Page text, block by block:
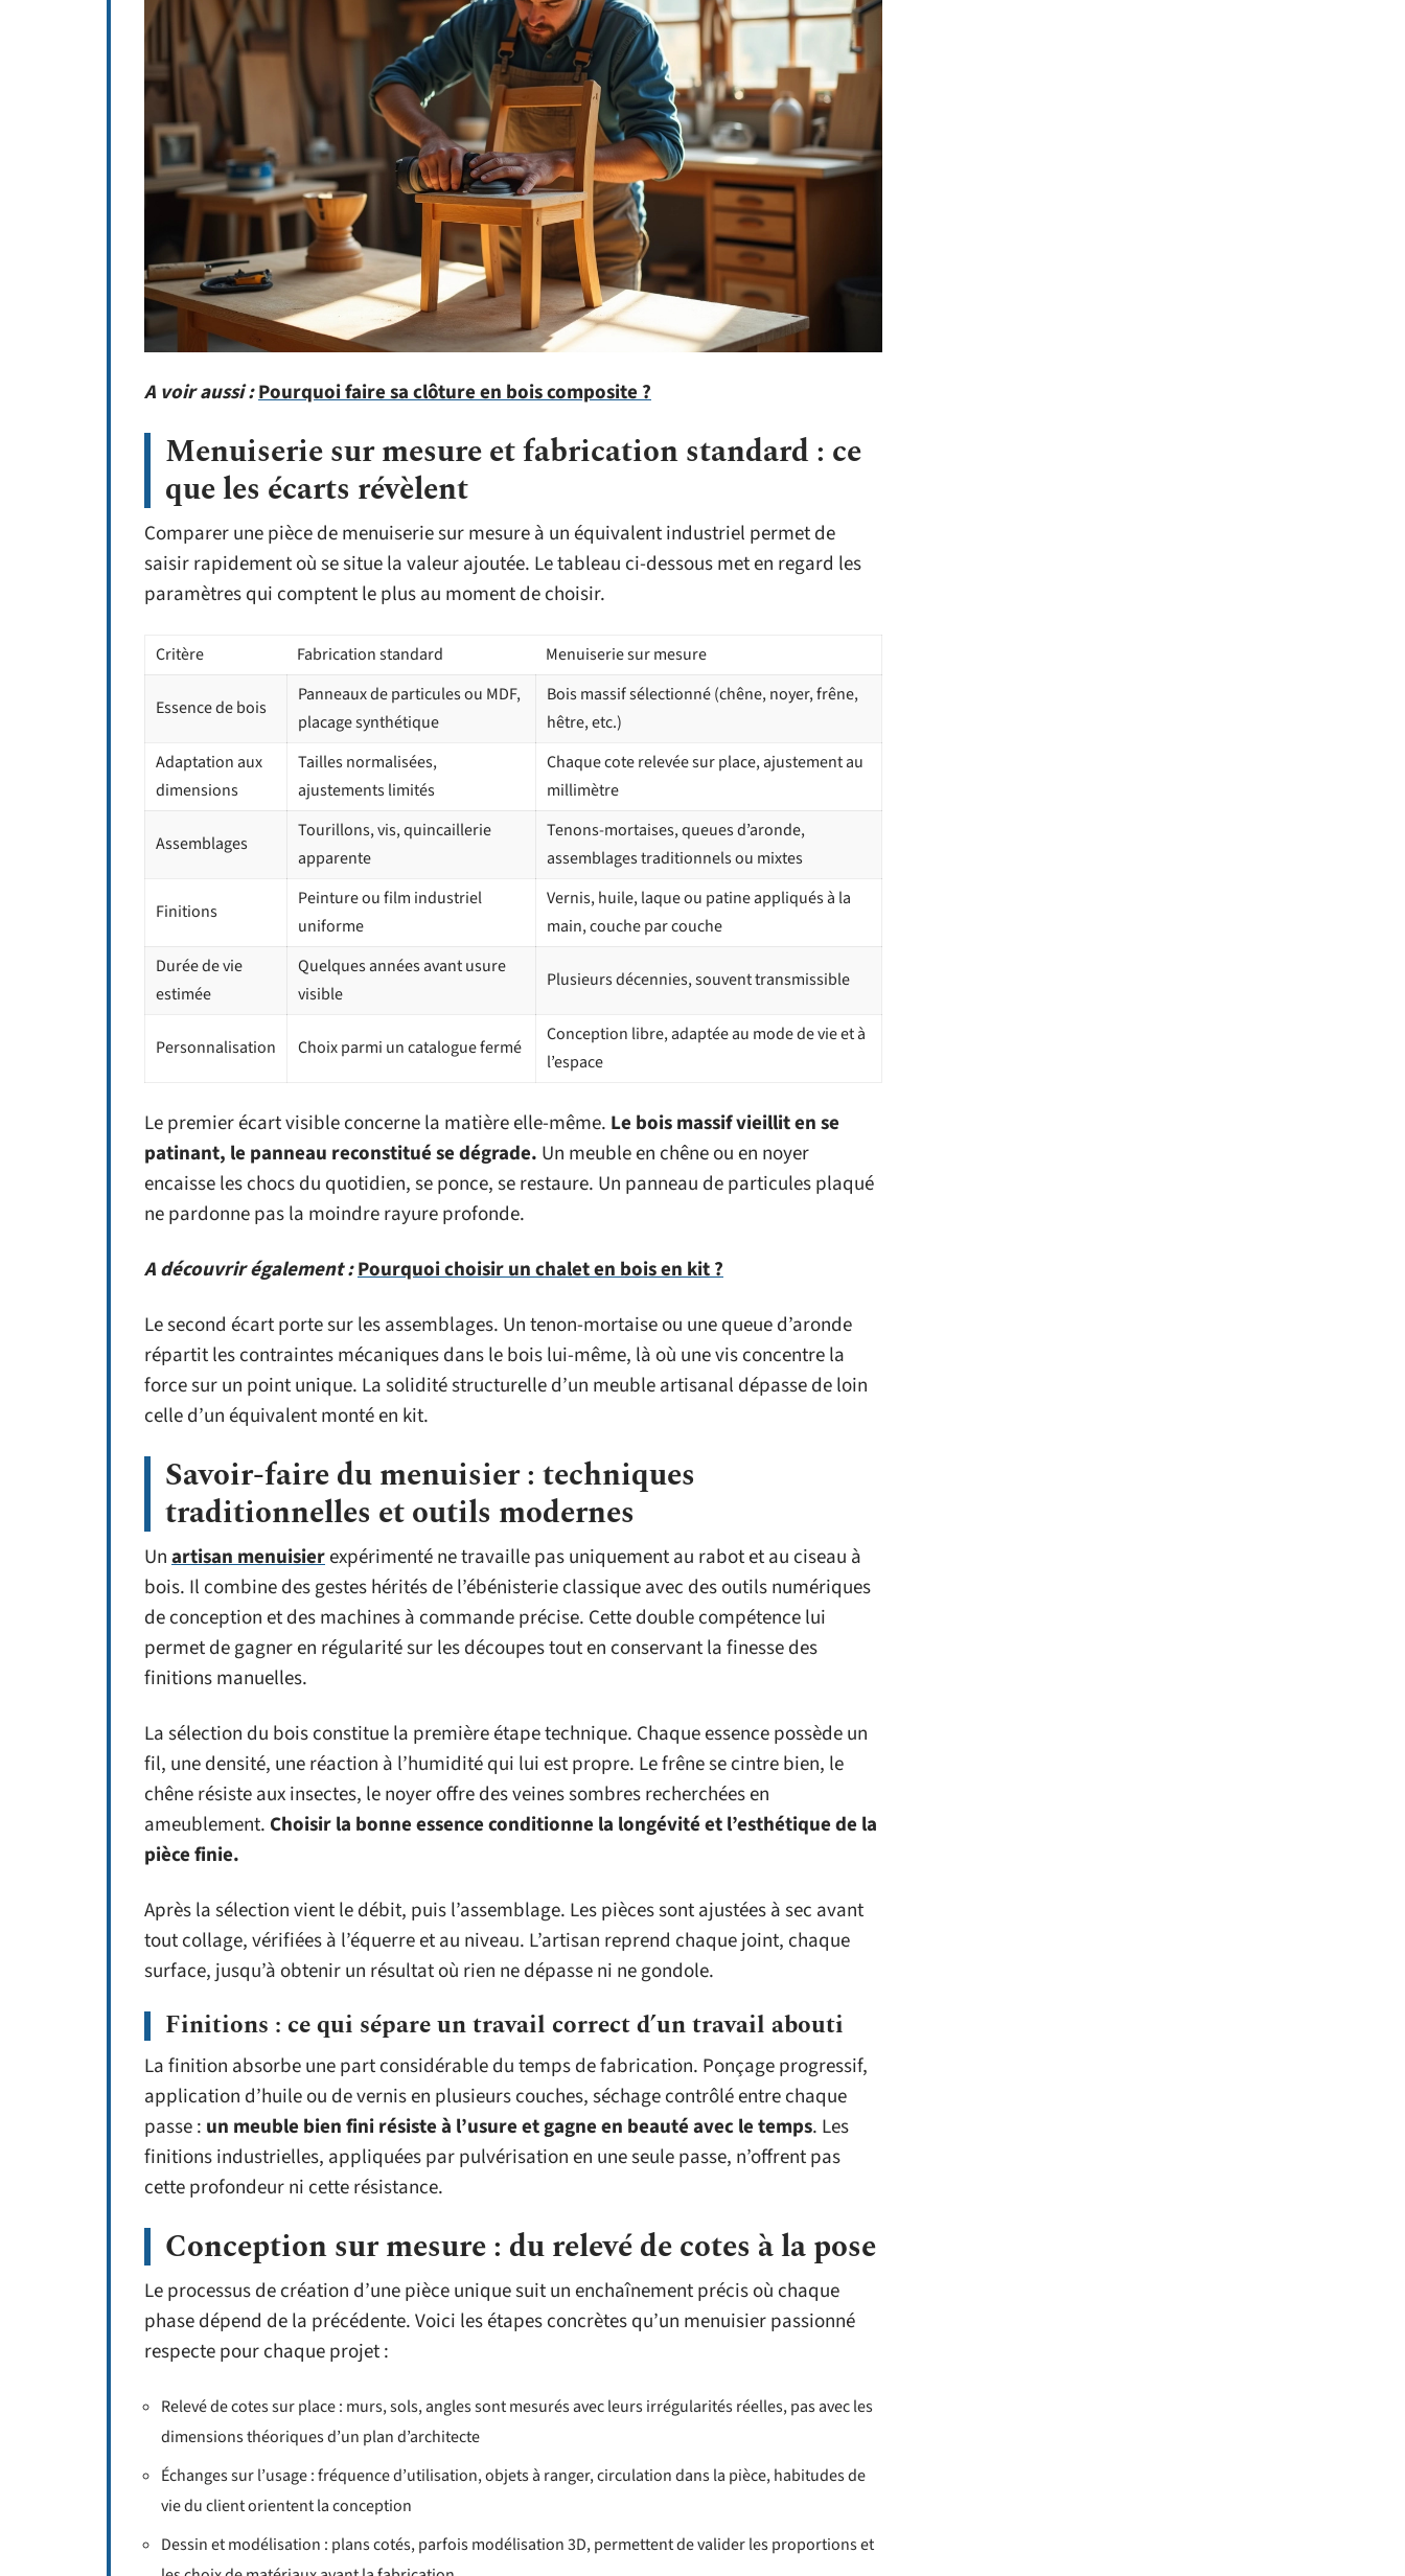
A voir aussi :Pourquoi faire sa clôture en bois composite ?
Menuiserie sur mesure et fabrication standard : ce
que les écarts révèlent
Comparer une pièce de menuiserie sur mesure à un équivalent industriel permet de
saisir rapidement où se situe la valeur ajoutée. Le tableau ci-dessous met en regard les
paramètres qui comptent le plus au moment de choisir.
Critère Fabrication standard Menuiserie sur mesure
Essence de bois
Panneaux de particules ou MDF,
placage synthétique
Bois massif sélectionné (chêne, noyer, frêne,
hêtre, etc.)
Adaptation aux
dimensions
Tailles normalisées,
ajustements limités
Chaque cote relevée sur place, ajustement au
millimètre
Assemblages
Tourillons, vis, quincaillerie
apparente
Tenons-mortaises, queues d’aronde,
assemblages traditionnels ou mixtes
Finitions
Peinture ou film industriel
uniforme
Vernis, huile, laque ou patine appliqués à la
main, couche par couche
Durée de vie
estimée
Quelques années avant usure
visible
Plusieurs décennies, souvent transmissible
Personnalisation Choix parmi un catalogue fermé
Conception libre, adaptée au mode de vie et à
l’espace
Le premier écart visible concerne la matière elle-même. Le bois massif vieillit en se
patinant, le panneau reconstitué se dégrade. Un meuble en chêne ou en noyer
encaisse les chocs du quotidien, se ponce, se restaure. Un panneau de particules plaqué
ne pardonne pas la moindre rayure profonde.
A découvrir également :Pourquoi choisir un chalet en bois en kit ?
Le second écart porte sur les assemblages. Un tenon-mortaise ou une queue d’aronde
répartit les contraintes mécaniques dans le bois lui-même, là où une vis concentre la
force sur un point unique. La solidité structurelle d’un meuble artisanal dépasse de loin
celle d’un équivalent monté en kit.
Savoir-faire du menuisier : techniques
traditionnelles et outils modernes
Unartisan menuisierexpérimenté ne travaille pas uniquement au rabot et au ciseau à
bois. Il combine des gestes hérités de l’ébénisterie classique avec des outils numériques
de conception et des machines à commande précise. Cette double compétence lui
permet de gagner en régularité sur les découpes tout en conservant la finesse des
finitions manuelles.
La sélection du bois constitue la première étape technique. Chaque essence possède un
fil, une densité, une réaction à l’humidité qui lui est propre. Le frêne se cintre bien, le
chêne résiste aux insectes, le noyer offre des veines sombres recherchées en
ameublement. Choisir la bonne essence conditionne la longévité et l’esthétique de la
pièce finie.
Après la sélection vient le débit, puis l’assemblage. Les pièces sont ajustées à sec avant
tout collage, vérifiées à l’équerre et au niveau. L’artisan reprend chaque joint, chaque
surface, jusqu’à obtenir un résultat où rien ne dépasse ni ne gondole.
Finitions : ce qui sépare un travail correct d’un travail abouti
La finition absorbe une part considérable du temps de fabrication. Ponçage progressif,
application d’huile ou de vernis en plusieurs couches, séchage contrôlé entre chaque
passe : un meuble bien fini résiste à l’usure et gagne en beauté avec le temps. Les
finitions industrielles, appliquées par pulvérisation en une seule passe, n’offrent pas
cette profondeur ni cette résistance.
Conception sur mesure : du relevé de cotes à la pose
Le processus de création d’une pièce unique suit un enchaînement précis où chaque
phase dépend de la précédente. Voici les étapes concrètes qu’un menuisier passionné
respecte pour chaque projet :
Relevé de cotes sur place : murs, sols, angles sont mesurés avec leurs irrégularités réelles, pas avec les
dimensions théoriques d’un plan d’architecte
Échanges sur l’usage : fréquence d’utilisation, objets à ranger, circulation dans la pièce, habitudes de
vie du client orientent la conception
Dessin et modélisation : plans cotés, parfois modélisation 3D, permettent de valider les proportions et